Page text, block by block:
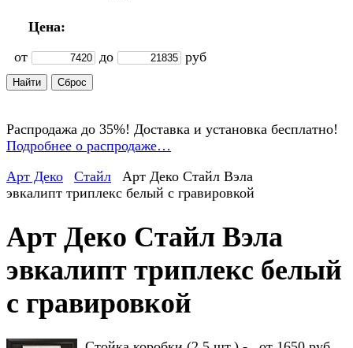
Цена:
от
до руб
Распродажа до 35%! Доставка и установка бесплатно!
Подробнее о распродаже…
Арт Деко
Стайл
Арт Деко Стайл Вэла
эвкалипт триплекс белый с гравировкой
Арт Деко Стайл Вэла
эвкалипт триплекс белый
с гравировкой